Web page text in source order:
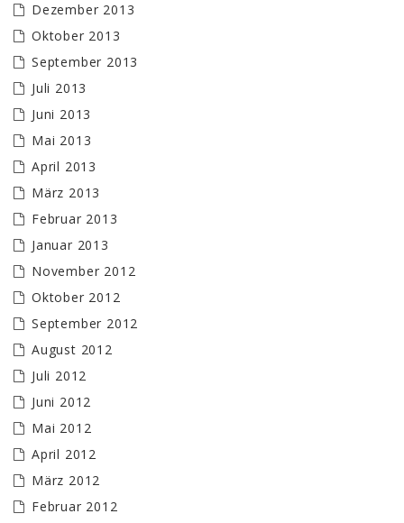
Dezember 2013
Oktober 2013
September 2013
Juli 2013
Juni 2013
Mai 2013
April 2013
März 2013
Februar 2013
Januar 2013
November 2012
Oktober 2012
September 2012
August 2012
Juli 2012
Juni 2012
Mai 2012
April 2012
März 2012
Februar 2012